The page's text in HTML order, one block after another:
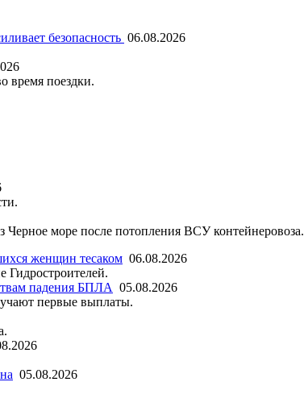
безопасность 06.08.2026
время поездки.
Черное море после потопления ВСУ контейнеровоза.
женщин тесаком 06.08.2026
Гидростроителей.
падения БПЛА 05.08.2026
первые выплаты.
05.08.2026